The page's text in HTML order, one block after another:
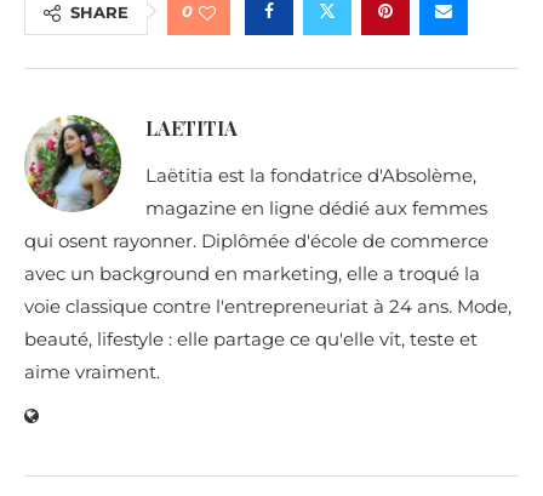
SHARE 0
LAETITIA
Laëtitia est la fondatrice d'Absolème,
magazine en ligne dédié aux femmes
qui osent rayonner. Diplômée d'école de commerce
avec un background en marketing, elle a troqué la
voie classique contre l'entrepreneuriat à 24 ans. Mode,
beauté, lifestyle : elle partage ce qu'elle vit, teste et
aime vraiment.